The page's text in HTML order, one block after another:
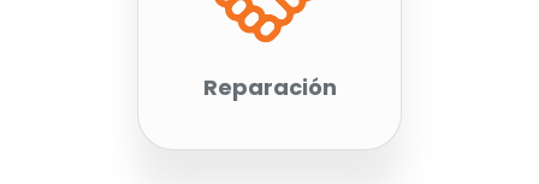
Reparación